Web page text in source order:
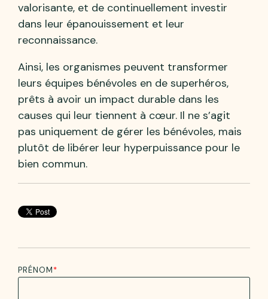
valorisante, et de continuellement investir
dans leur épanouissement et leur
reconnaissance.
Ainsi, les organismes peuvent transformer
leurs équipes bénévoles en de superhéros,
prêts à avoir un impact durable dans les
causes qui leur tiennent à cœur. Il ne s’agit
pas uniquement de gérer les bénévoles, mais
plutôt de libérer leur hyperpuissance pour le
bien commun.
PRÉNOM*